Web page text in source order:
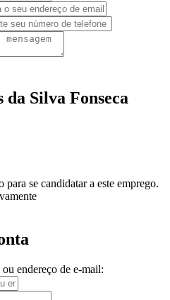
da Silva Fonseca
se candidatar a este emprego.
endereço de e-mail: